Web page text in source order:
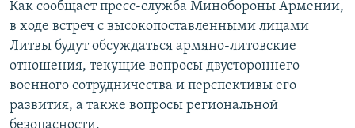
Как сообщает пресс-служба Минобороны Армении,
в ходе встреч с высокопоставленными лицами
Литвы будут обсуждаться армяно-литовские
отношения, текущие вопросы двустороннего
военного сотрудничества и перспективы его
развития, а также вопросы региональной